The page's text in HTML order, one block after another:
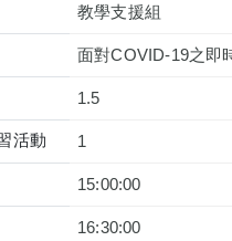
教學支援組
面對COVID-19之即
1.5
活動 1
15:00:00
16:30:00